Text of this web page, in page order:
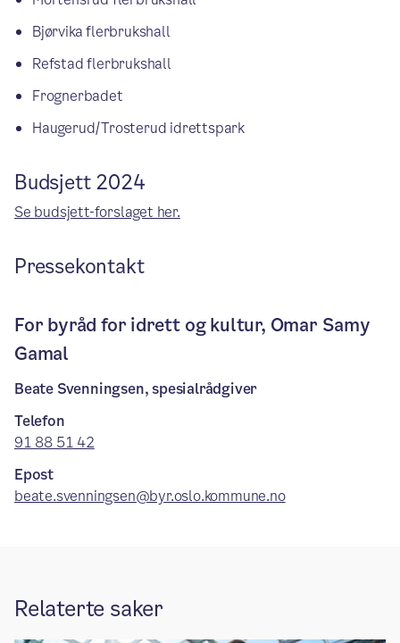
Bjørvika flerbrukshall
Refstad flerbrukshall
Frognerbadet
Haugerud/Trosterud idrettspark
Budsjett 2024
Se budsjett-forslaget her.
Pressekontakt
For byråd for idrett og kultur, Omar Samy
Gamal
Beate Svenningsen, spesialrådgiver
Telefon
91 88 51 42
Epost
beate.svenningsen@byr.oslo.kommune.no
Relaterte saker